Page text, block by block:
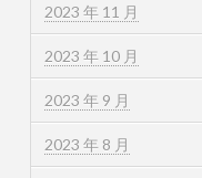
2023 年 11 月
2023 年 10 月
2023 年 9 月
2023 年 8 月